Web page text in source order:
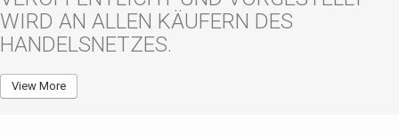
WIRD AN ALLEN KÄUFERN DES
HANDELSNETZES.
View More